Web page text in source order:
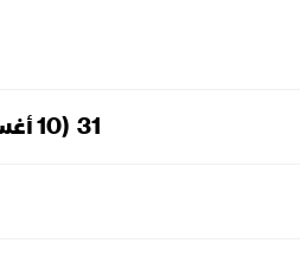
31
(10 أغسطس 1994